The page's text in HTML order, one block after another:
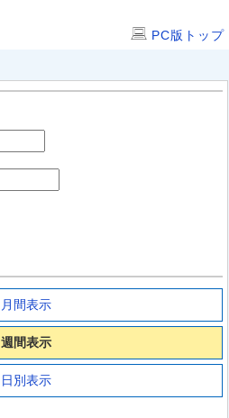
PC版トップ
月間表示
週間表示
日別表示